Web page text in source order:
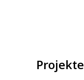
Projekte